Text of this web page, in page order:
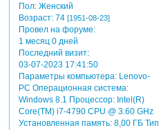
Пол:Женский
Возраст:74 [1951-08-23]
Провел на форуме:
1 месяц 0 дней
Последний визит:
03-07-2023 17:41:50
Параметры компьютера:Lenovo-
PC Операционная система:
Windows 8.1 Процессор: Intel(R)
Core(TM) i7-4790 CPU @ 3.60 GHz
Установленная память: 8,00 ГБ Тип